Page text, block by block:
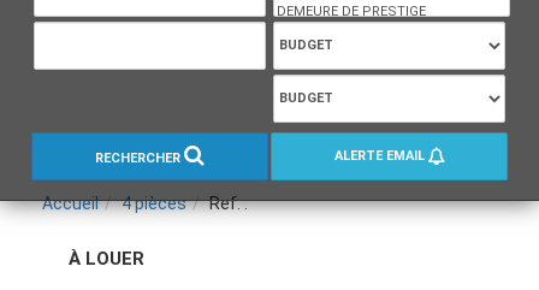
RECHERCHER ALERTE EMAIL
Accueil 4 pièces Ref. :
À LOUER